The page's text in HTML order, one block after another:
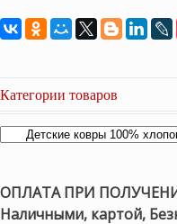
Категории товаров
ОПЛАТА ПРИ
Наличными, картой,